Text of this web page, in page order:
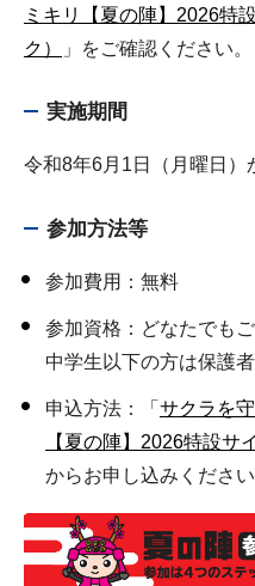
ミキリ【夏の陣】2026特
ク）
」をご確認ください。
実施期間
令和8年6月1日（月曜日
参加方法等
参加費用：無料
参加資格：どなたでも
中学生以下の方は保護
申込方法：「 サクラを
【夏の陣】2026特設サ
からお申し込みください